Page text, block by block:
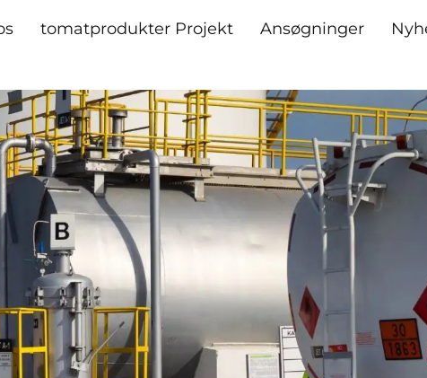
tomatprodukter Projekt Ansøgninger